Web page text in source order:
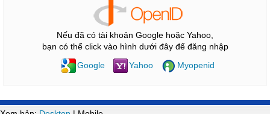
Nếu đã có tài khoản Google hoặc Yahoo,
bạn có thể click vào hình dưới đây để đăng nhập
Google
Yahoo Myopenid